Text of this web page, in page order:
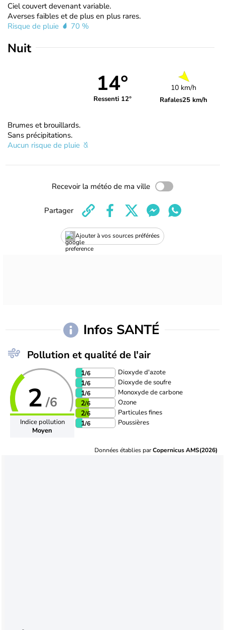
Ciel couvert devenant variable.
Averses faibles et de plus en plus rares.
Risque de pluie
70 %
Nuit
14°
Ressenti 12°
10 km/h
Rafales25 km/h
Brumes et brouillards.
Sans précipitations.
Aucun risque de pluie
Recevoir la météo de ma ville
Ajouter à vos sources préférées
Partager
Infos SANTÉ
Pollution et qualité de l'air
2 /6
Indice pollution
Moyen
1/6 Dioxyde d'azote
1/6 Dioxyde de soufre
1/6 Monoxyde de carbone
2/6 Ozone
2/6 Particules fines
1/6 Poussières
Données établies parCopernicus AMS(2026)